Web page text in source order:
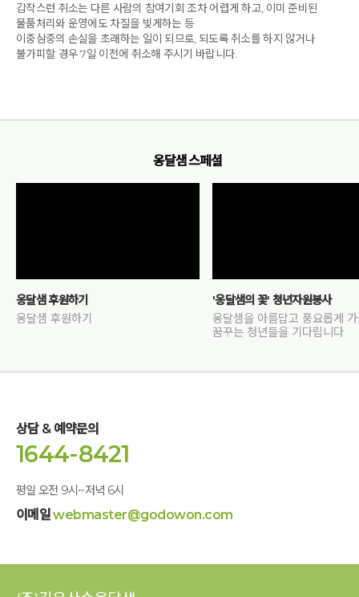
갑작스런 취소는 다른 사람의 참여기회 조차 어렵게 하고, 이미 준비된
물품처리와 운영에도 차질을 빚게하는 등
이중삼중의 손실을 초래하는 일이 되므로, 되도록 취소를 하지 않거나
불가피할 경우 7일 이전에 취소해 주시기 바랍니다.
옹달샘 스페셜
옹달샘 후원하기
옹달샘 후원하기
'옹달샘의 꽃' 청년자원봉사
옹달샘을 아름답고 풍요롭게
꿈꾸는 청년들을 기다립니다
상담 & 예약문의
1644-8421
평일 오전 9시~저녁 6시
이메일webmaster@godowon.com